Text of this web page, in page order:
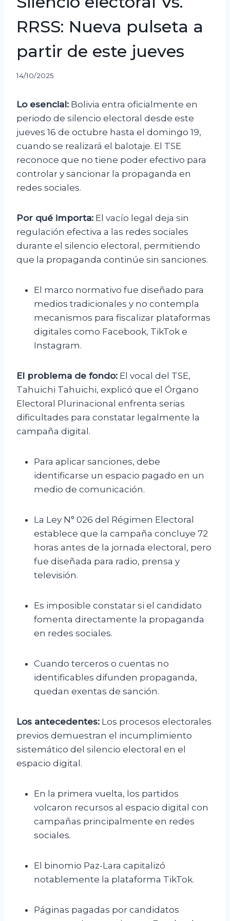
RRSS: Nueva pulseta a
partir de este jueves
14/10/2025
Lo esencial: Bolivia entra oficialmente en
periodo de silencio electoral desde este
jueves 16 de octubre hasta el domingo 19,
cuando se realizará el balotaje. El TSE
reconoce que no tiene poder efectivo para
controlar y sancionar la propaganda en
redes sociales.
Por qué importa: El vacío legal deja sin
regulación efectiva a las redes sociales
durante el silencio electoral, permitiendo
que la propaganda continúe sin sanciones.
El marco normativo fue diseñado para
medios tradicionales y no contempla
mecanismos para fiscalizar plataformas
digitales como Facebook, TikTok e
Instagram.
El problema de fondo: El vocal del TSE,
Tahuichi Tahuichi, explicó que el Órgano
Electoral Plurinacional enfrenta serias
dificultades para constatar legalmente la
campaña digital.
Para aplicar sanciones, debe
identificarse un espacio pagado en un
medio de comunicación.
La Ley N° 026 del Régimen Electoral
establece que la campaña concluye 72
horas antes de la jornada electoral, pero
fue diseñada para radio, prensa y
televisión.
Es imposible constatar si el candidato
fomenta directamente la propaganda
en redes sociales.
Cuando terceros o cuentas no
identificables difunden propaganda,
quedan exentas de sanción.
Los antecedentes: Los procesos electorales
previos demuestran el incumplimiento
sistemático del silencio electoral en el
espacio digital.
En la primera vuelta, los partidos
volcaron recursos al espacio digital con
campañas principalmente en redes
sociales.
El binomio Paz-Lara capitalizó
notablemente la plataforma TikTok.
Páginas pagadas por candidatos